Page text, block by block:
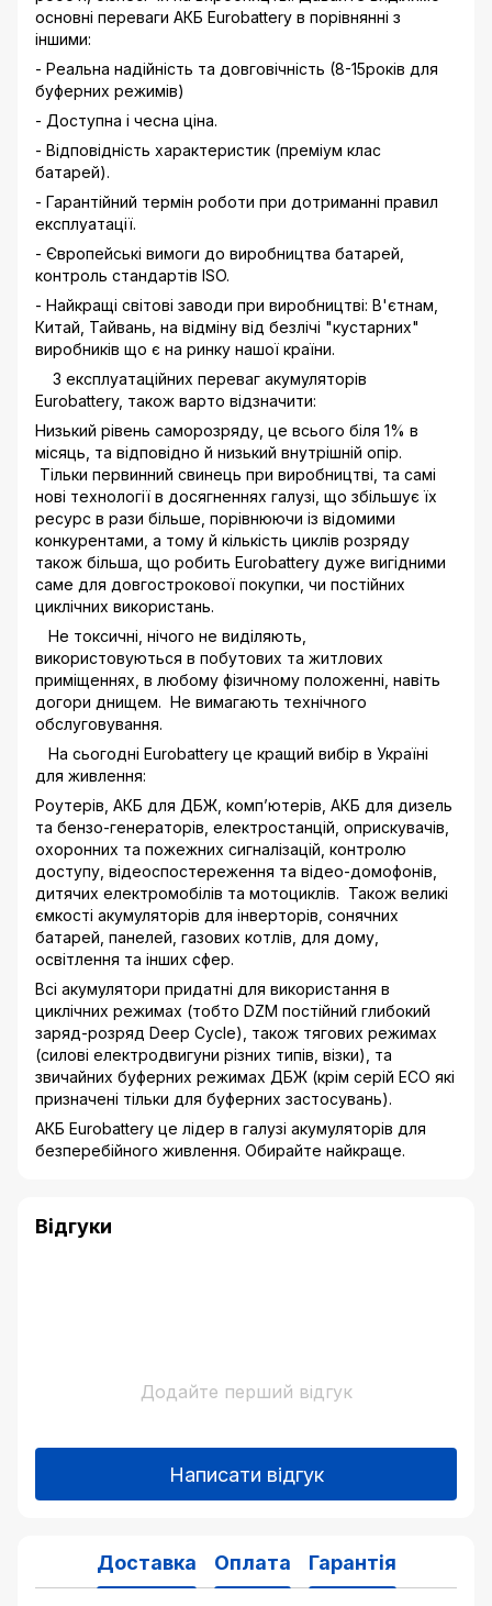
основні переваги АКБ Eurobattery в порівнянні з
іншими:
- Реальна надійність та довговічність (8-15років для
буферних режимів)
- Доступна і чесна ціна.
- Відповідність характеристик (преміум клас
батарей).
- Гарантійний термін роботи при дотриманні правил
експлуатації.
- Європейські вимоги до виробництва батарей,
контроль стандартів ISO.
- Найкращі світові заводи при виробництві: В'єтнам,
Китай, Тайвань, на відміну від безлічі "кустарних"
виробників що є на ринку нашої країни.
З експлуатаційних переваг акумуляторів
Eurobattery, також варто відзначити:
Низький рівень саморозряду, це всього біля 1% в
місяць, та відповідно й низький внутрішній опір.
Тільки первинний свинець при виробництві, та самі
нові технології в досягненнях галузі, що збільшує їх
ресурс в рази більше, порівнюючи із відомими
конкурентами, а тому й кількість циклів розряду
також більша, що робить Eurobattery дуже вигідними
саме для довгострокової покупки, чи постійних
циклічних використань.
Не токсичні, нічого не виділяють,
використовуються в побутових та житлових
приміщеннях, в любому фізичному положенні, навіть
догори днищем. Не вимагають технічного
обслуговування.
На сьогодні Eurobattery це кращий вибір в Україні
для живлення:
Роутерів, АКБ для ДБЖ, комп’ютерів, АКБ для дизель
та бензо-генераторів, електростанцій, оприскувачів,
охоронних та пожежних сигналізацій, контролю
доступу, відеоспостереження та відео-домофонів,
дитячих електромобілів та мотоциклів. Також великі
ємкості акумуляторів для інверторів, сонячних
батарей, панелей, газових котлів, для дому,
освітлення та інших сфер.
Всі акумулятори придатні для використання в
циклічних режимах (тобто DZM постійний глибокий
заряд-розряд Deep Cycle), також тягових режимах
(силові електродвигуни різних типів, візки), та
звичайних буферних режимах ДБЖ (крім серій ECO які
призначені тільки для буферних застосувань).
АКБ Eurobattery це лідер в галузі акумуляторів для
безперебійного живлення. Обирайте найкраще.
Відгуки
Додайте перший відгук
Написати відгук
Доставка Оплата Гарантія